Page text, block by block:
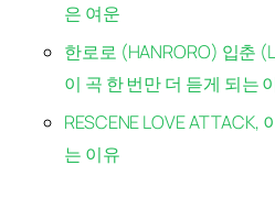
은 여운
한로로 (HANRORO) 입춘
이 곡 한 번만 더 듣게 되는
RESCENE LOVE ATTACK,
는 이유